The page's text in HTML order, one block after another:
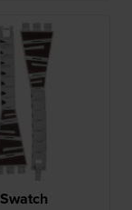
Swatch